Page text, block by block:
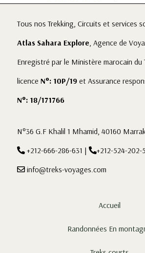
Tous nos Trekking, Circuits et services
Atlas Sahara Explore, Agence de
Enregistré par le Ministère marocain du
licence N°: 10P/19 et Assurance
N°: 18/171766
N°36 G.F Khalil 1 Mhamid, 40160
+212-666-286-631 |
+212-524-202-
info@treks-voyages.com
Accueil
Randonnées En